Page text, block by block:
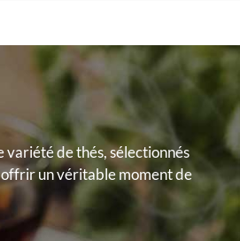
variété de thés, sélectionnés
offrir un véritable moment de